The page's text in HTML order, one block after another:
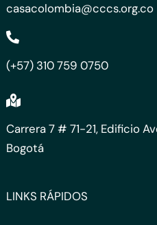
casacolombia@cccs.org.co
(+57) 310 759 0750
Carrera 7 # 71-21, Edificio
Bogotá
LINKS RÁPIDOS